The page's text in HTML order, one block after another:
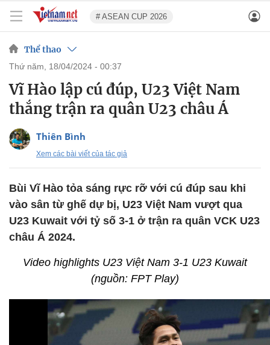
# ASEAN CUP 2026
Thể thao
thứ năm, 18/04/2024 - 00:37
Vĩ Hào lập cú đúp, U23 Việt Nam
thắng trận ra quân U23 châu Á
Thiên Bình
Xem các bài viết của tác giả
Bùi Vĩ Hào tỏa sáng rực rỡ với cú đúp sau khi
vào sân từ ghế dự bị, U23 Việt Nam vượt qua
U23 Kuwait với tỷ số 3-1 ở trận ra quân VCK U23
châu Á 2024.
Video highlights U23 Việt Nam 3-1 U23 Kuwait
(nguồn: FPT Play)